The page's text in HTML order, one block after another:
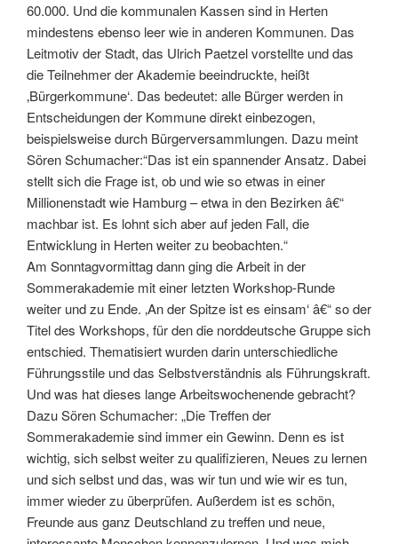
60.000. Und die kommunalen Kassen sind in Herten
mindestens ebenso leer wie in anderen Kommunen. Das
Leitmotiv der Stadt, das Ulrich Paetzel vorstellte und das
die Teilnehmer der Akademie beeindruckte, heißt
‚Bürgerkommune‘. Das bedeutet: alle Bürger werden in
Entscheidungen der Kommune direkt einbezogen,
beispielsweise durch Bürgerversammlungen. Dazu meint
Sören Schumacher:“Das ist ein spannender Ansatz. Dabei
stellt sich die Frage ist, ob und wie so etwas in einer
Millionenstadt wie Hamburg – etwa in den Bezirken â€“
machbar ist. Es lohnt sich aber auf jeden Fall, die
Entwicklung in Herten weiter zu beobachten.“
Am Sonntagvormittag dann ging die Arbeit in der
Sommerakademie mit einer letzten Workshop-Runde
weiter und zu Ende. ‚An der Spitze ist es einsam‘ â€“ so der
Titel des Workshops, für den die norddeutsche Gruppe sich
entschied. Thematisiert wurden darin unterschiedliche
Führungsstile und das Selbstverständnis als Führungskraft.
Und was hat dieses lange Arbeitswochenende gebracht?
Dazu Sören Schumacher: „Die Treffen der
Sommerakademie sind immer ein Gewinn. Denn es ist
wichtig, sich selbst weiter zu qualifizieren, Neues zu lernen
und sich selbst und das, was wir tun und wie wir es tun,
immer wieder zu überprüfen. Außerdem ist es schön,
Freunde aus ganz Deutschland zu treffen und neue,